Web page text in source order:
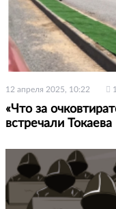
12 апреля 2025, 10:22
«Что за
встречали Токаева